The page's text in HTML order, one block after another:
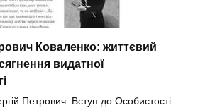
Коваленко: життєвий
видатної
Петрович: Вступ до Особистості